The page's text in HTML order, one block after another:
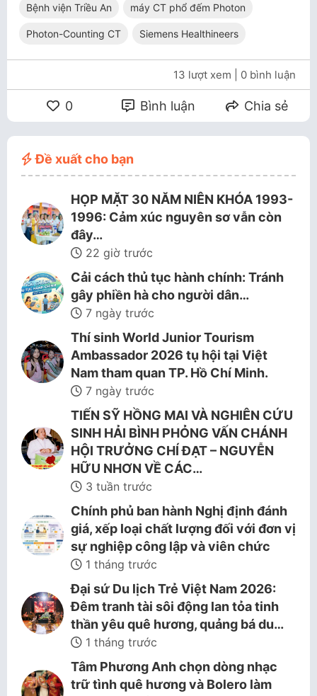
Bệnh viện Triều An máy CT phổ đếm Photon
Photon-Counting CT Siemens Healthineers
13 lượt xem | 0 bình luận
0 Bình luận Chia sẻ
Đề xuất cho bạn
HỌP MẶT 30 NĂM NIÊN KHÓA 1993-
1996: Cảm xúc nguyên sơ vẫn còn
đây…
22 giờ trước
Cải cách thủ tục hành chính: Tránh
gây phiền hà cho người dân…
7 ngày trước
Thí sinh World Junior Tourism
Ambassador 2026 tụ hội tại Việt
Nam tham quan TP. Hồ Chí Minh.
7 ngày trước
TIẾN SỸ HỒNG MAI VÀ NGHIÊN CỨU
SINH HẢI BÌNH PHỎNG VẤN CHÁNH
HỘI TRƯỞNG CHÍ ĐẠT – NGUYỄN
HỮU NHƠN VỀ CÁC…
3 tuần trước
Chính phủ ban hành Nghị định đánh
giá, xếp loại chất lượng đối với đơn vị
sự nghiệp công lập và viên chức
1 tháng trước
Đại sứ Du lịch Trẻ Việt Nam 2026:
Đêm tranh tài sôi động lan tỏa tinh
thần yêu quê hương, quảng bá du…
1 tháng trước
Tâm Phương Anh chọn dòng nhạc
trữ tình quê hương và Bolero làm